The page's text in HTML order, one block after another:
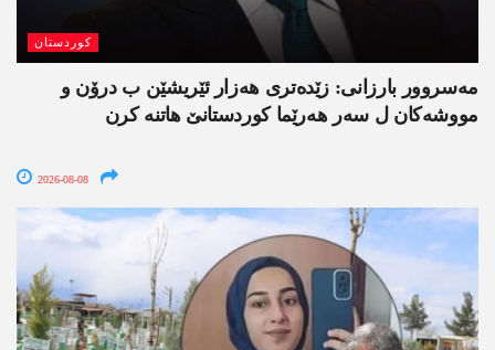
کوردستان
مەسروور بارزانی: زێدەتری ھەزار ئێریشێن ب درۆن و
مووشەکان ل سەر ھەرێما کوردستانێ ھاتنە کرن
2026-08-08